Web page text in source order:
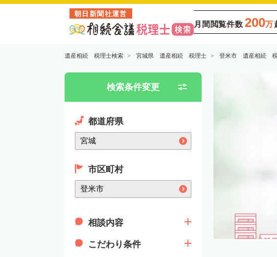
朝日新聞社運営
月間閲覧件数 200万
遺産相続 税理士検索 宮城県 遺産相続 税理士 登米市 遺産相続
検索条件変更
都道府県
市区町村
相談内容
こだわり条件